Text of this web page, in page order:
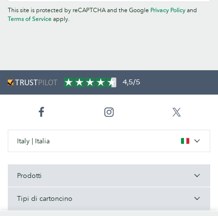
This site is protected by reCAPTCHA and the Google Privacy Policy and
Terms of Service apply.
4,5/5
Italy | Italia
Prodotti
Tipi di cartoncino